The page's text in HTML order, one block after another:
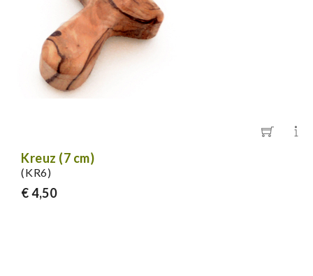
Kreuz (7 cm)
(KR6)
€ 4,50